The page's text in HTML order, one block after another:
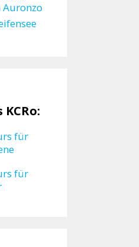
Auronzo
für
für